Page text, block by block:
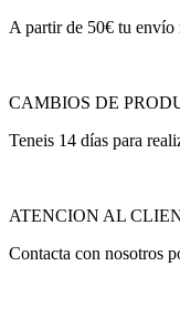
A partir de 50€ tu envío
CAMBIOS DE
Teneis 14 días para
ATENCION AL
Contacta con nosotros